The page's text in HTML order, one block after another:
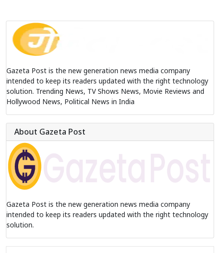
Gazeta Post is the new generation news media company
intended to keep its readers updated with the right technology
solution. Trending News, TV Shows News, Movie Reviews and
Hollywood News, Political News in India
About Gazeta Post
Gazeta Post is the new generation news media company
intended to keep its readers updated with the right technology
solution.